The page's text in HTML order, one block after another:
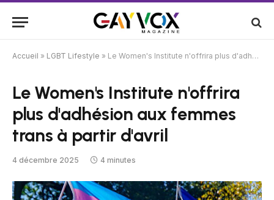
Accueil » LGBT Lifestyle » Le Women's Institute n'offrira plus d'adhésion aux femmes trans à partir d'avril
Le Women's Institute n'offrira
plus d'adhésion aux femmes
trans à partir d'avril
4 décembre 2025 4 minutes